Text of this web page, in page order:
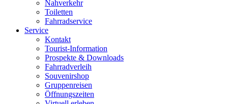
Nahverkehr
Toiletten
Fahrradservice
Service
Kontakt
Tourist-Information
Prospekte & Downloads
Fahrradverleih
Souvenirshop
Gruppenreisen
Öffnungszeiten